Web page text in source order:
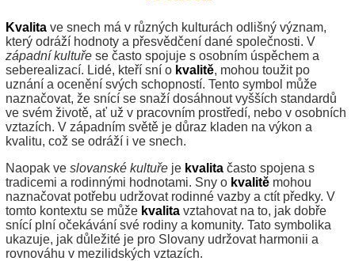
Kvalita ve snech má v různých kulturách odlišný význam,
který odráží hodnoty a přesvědčení dané společnosti. V
západní kultuře se často spojuje s osobním úspěchem a
seberealizací. Lidé, kteří sní o kvalitě, mohou toužit po
uznání a ocenění svých schopností. Tento symbol může
naznačovat, že snící se snaží dosáhnout vyšších standardů
ve svém životě, ať už v pracovním prostředí, nebo v osobních
vztazích. V západním světě je důraz kladen na výkon a
kvalitu, což se odráží i ve snech.
Naopak ve slovanské kultuře je kvalita často spojena s
tradicemi a rodinnými hodnotami. Sny o kvalitě mohou
naznačovat potřebu udržovat rodinné vazby a ctít předky. V
tomto kontextu se může kvalita vztahovat na to, jak dobře
snící plní očekávání své rodiny a komunity. Tato symbolika
ukazuje, jak důležité je pro Slovany udržovat harmonii a
rovnováhu v mezilidských vztazích.